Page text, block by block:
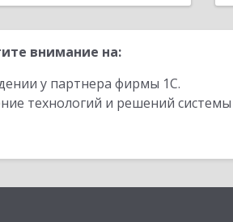
внимание на:
у партнера фирмы 1С.
технологий и решений